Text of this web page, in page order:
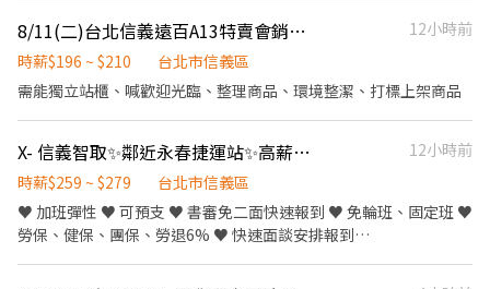
安區復興南路二段360號1樓 大安誠安 - 智取店：台北市大安區忠孝
東路三段251巷13弄4號1樓 大安潮州 - 智取店：台北市大安區潮州
街90號1樓 台北統領 - 智取店：台北市大安區敦化南路一段187巷66
號1樓 大安文昌 - 智取店：台北市大安區信義路四段294巷2號1樓 -
197號 文山辛亥店 - 台北市文山區辛亥路五段60號 文山忠順店 - 台
北市文山區忠順街一段18-1號1樓 文山保儀店 - 台北市文山區保儀
路59號 文山指南店 - 台北市文山區指南路二段143號 文山萬慶店 -
台北市文山區萬慶街14號 文山興隆二店 - 台北市文山區興隆路二段
195號1樓 (慢速車) 文山羅斯店 - 台北市文山區羅斯福路五段241號
(慢速車) 🔹【南港區】 南港成功店 - 台北市南港區成功路一段1號
偷懶、須搬重物勞力性質，請自行評估身體狀況。 ✅休息時間將不
計入工作時數、費用以實際簽退時間為準。 ✅收款戶非中信銀行帳
戶，會扣除15元跨行手續費 ✅請勿隨意取消與當日臨時缺席，將列
黑名單。 ⭐ 適合對象 ✔ 想賺外快增加收入 ✔ 學生兼職 ✔ 短期打工
✔ 體力佳、不排斥勞力工作者 📩 應徵方式 請直接私訊賴ID及提供：
1️⃣ 姓名 2️⃣ 電話 3️⃣ 可配合日期及班別 4️⃣ 工作經歷（無經驗可） 🔥
表現良好者可優先安排後續大型活動 ➖➖➖『快速應徵』➖➖➖ 🏢 公
司名稱：豐鳴國際 📱 請直接投履歷應徵，會有專人回覆您，謝謝
理採買明細，完成帳款及商品資訊回報 5、協助回報新商品資訊，
供平台後續商品上架使用。 6、 其他主管交辦事項。 - ✔ 具基本手
機或平板操作能力 ✔ 能與市場攤商良好溝通合作 ✔ 可接受走動及站
8/11(二)台北信義遠百A13特賣會銷售人員
12小時前
時薪$196 ~ $210
台北市信義區
需能獨立站櫃、喊歡迎光臨、整理商品、環境整潔、打標上架商品
X- 信義智取✨鄰近永春捷運站✨高薪259起✨可兼職固定班免輪班
12小時前
時薪$259 ~ $279
台北市信義區
♥ 加班彈性 ♥ 可預支 ♥ 書審免二面快速報到 ♥ 免輪班、固定班 ♥
勞保、健保、團保、勞退6% ♥ 快速面談安排報到